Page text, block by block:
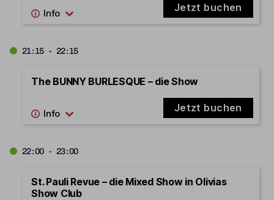
Jetzt buchen
21:15 - 22:15
The BUNNY BURLESQUE – die Show
Jetzt buchen
22:00 - 23:00
St. Pauli Revue – die Mixed Show in Olivias
Show Club